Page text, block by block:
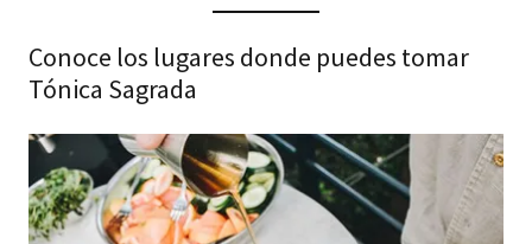
Conoce los lugares donde puedes tomar
Tónica Sagrada